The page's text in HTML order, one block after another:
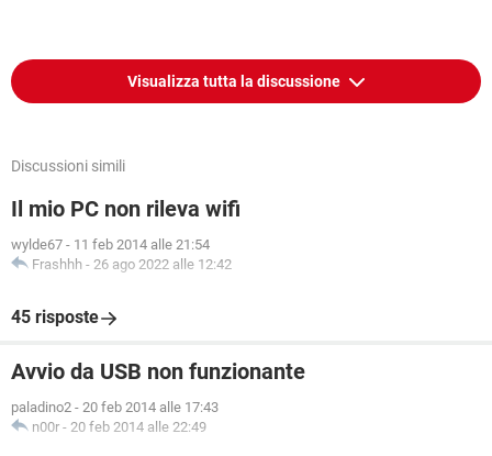
Visualizza tutta la discussione
Discussioni simili
Il mio PC non rileva wifi
wylde67 - 11 feb 2014 alle 21:54
Frashhh - 26 ago 2022 alle 12:42
45 risposte
Avvio da USB non funzionante
paladino2 - 20 feb 2014 alle 17:43
n00r - 20 feb 2014 alle 22:49